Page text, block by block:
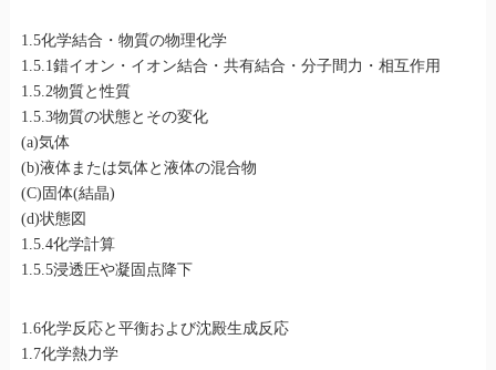
1.5化学結合・物質の物理化学
1.5.1錯イオン・イオン結合・共有結合・分子間力・相互作用
1.5.2物質と性質
1.5.3物質の状態とその変化
(a)気体
(b)液体または気体と液体の混合物
(C)固体(結晶)
(d)状態図
1.5.4化学計算
1.5.5浸透圧や凝固点降下
1.6化学反応と平衡および沈殿生成反応
1.7化学熱力学